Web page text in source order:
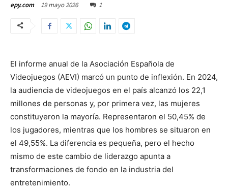
epy.com 19 mayo 2026 1
El informe anual de la Asociación Española de
Videojuegos (AEVI) marcó un punto de inflexión. En 2024,
la audiencia de videojuegos en el país alcanzó los 22,1
millones de personas y, por primera vez, las mujeres
constituyeron la mayoría. Representaron el 50,45% de
los jugadores, mientras que los hombres se situaron en
el 49,55%. La diferencia es pequeña, pero el hecho
mismo de este cambio de liderazgo apunta a
transformaciones de fondo en la industria del
entretenimiento.